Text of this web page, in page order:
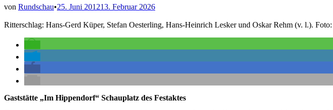
von Rundschau•25. Juni 201213. Februar 2026
Ritterschlag: Hans-Gerd Küper, Stefan Oesterling, Hans-Heinrich Lesker und Oskar Rehm (v. l.).
Gaststätte „Im Hippendorf“ Schauplatz des Festaktes